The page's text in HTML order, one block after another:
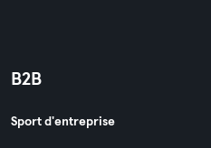
B2B
Sport d'entreprise